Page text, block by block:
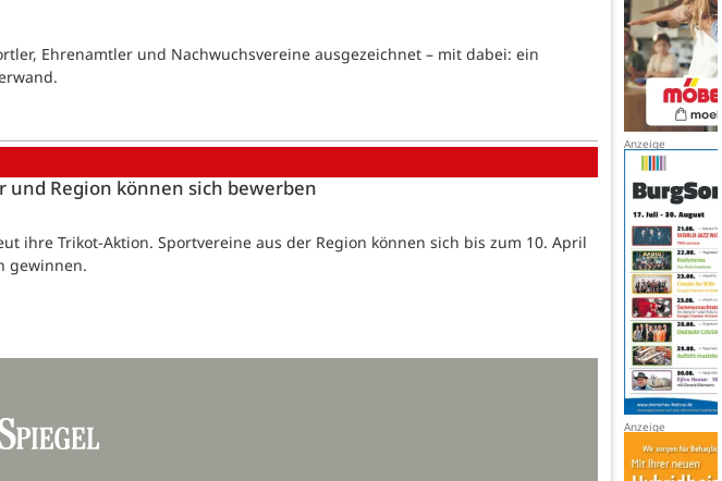
Ehrenamtler und Nachwuchsvereine ausgezeichnet – mit dabei: ein
und Region können sich bewerben
ihre Trikot-Aktion. Sportvereine aus der Region können sich bis zum 10. April
gewinnen.